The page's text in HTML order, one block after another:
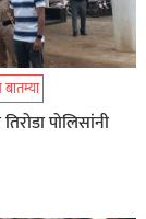
पोलिसांनी